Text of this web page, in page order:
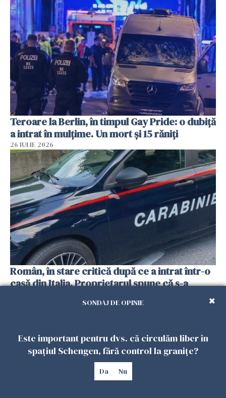
Teroare la Berlin, în timpul Gay Pride: o dubiță
a intrat în mulțime. Un mort și 15 răniți
26 IULIE 2026
Român, în stare critică după ce a intrat într-o
casă din Italia. Proprietarul spune că s-a
SONDAJ DE OPINIE
Este important pentru dvs. că circulăm liber în
spațiul Schengen, fără control la granițe?
Da Nu